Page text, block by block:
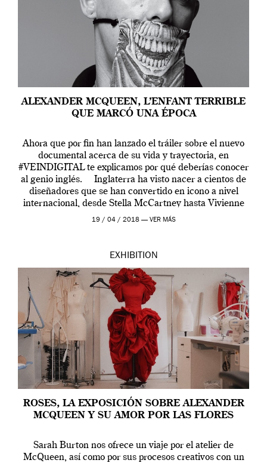
ALEXANDER MCQUEEN, L’ENFANT TERRIBLE
QUE MARCÓ UNA ÉPOCA
Ahora que por fin han lanzado el tráiler sobre el nuevo
documental acerca de su vida y trayectoria, en
#VEINDIGITAL te explicamos por qué deberías conocer
al genio inglés. Inglaterra ha visto nacer a cientos de
diseñadores que se han convertido en icono a nivel
internacional, desde Stella McCartney hasta Vivienne
Westwood pasando […]
19 / 04 / 2018 — VER MÁS
EXHIBITION
ROSES, LA EXPOSICIÓN SOBRE ALEXANDER
MCQUEEN Y SU AMOR POR LAS FLORES
Sarah Burton nos ofrece un viaje por el atelier de
McQueen, así como por sus procesos creativos con un